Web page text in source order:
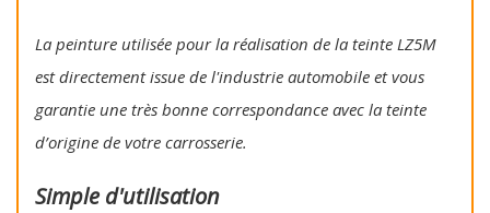
La peinture utilisée pour la réalisation de la teinte LZ5M
est directement issue de l'industrie automobile et vous
garantie une très bonne correspondance avec la teinte
d’origine de votre carrosserie.
Simple d'utilisation